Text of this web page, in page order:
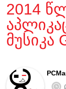
2014
მუსიკა